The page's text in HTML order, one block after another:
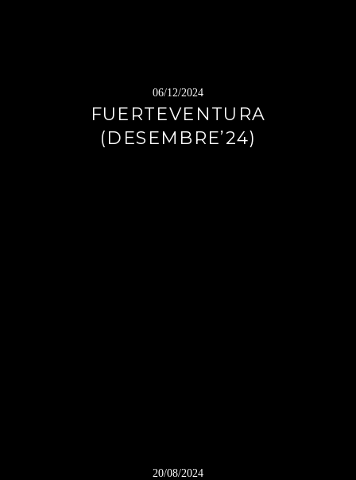
06/12/2024
FUERTEVENTURA
(DESEMBRE’24)
20/08/2024